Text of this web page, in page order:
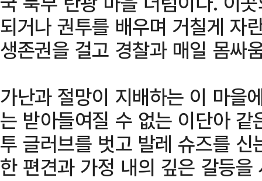
되거나 권투를 배우며 거칠게 자
생존권을 걸고 경찰과 매일 몸싸
가난과 절망이 지배하는 이 마을
는 받아들여질 수 없는 이단아
투 글러브를 벗고 발레 슈즈를
한 편견과 가정 내의 깊은 갈등을